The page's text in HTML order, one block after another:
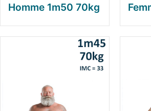
Homme 1m50 70kg